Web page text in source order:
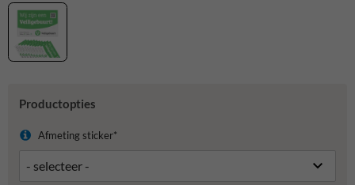
Productopties
Afmeting sticker*